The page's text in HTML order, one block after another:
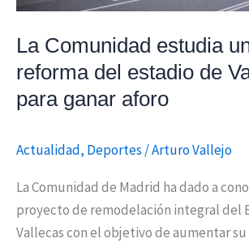
La Comunidad estudia
reforma del estadio de
para ganar aforo
Actualidad, Deportes /Arturo Vallejo
La Comunidad de Madrid ha dado a
proyecto de remodelación integral del
Vallecas con el objetivo de aumentar
Vallecas
para
aforo